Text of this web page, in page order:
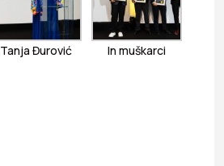
Tanja Đurović In muškarci